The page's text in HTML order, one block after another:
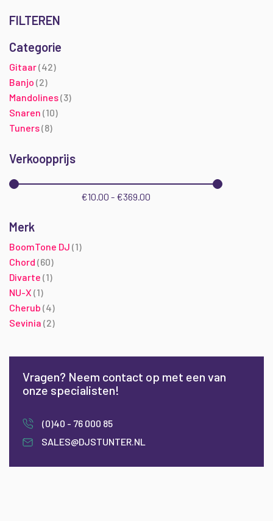
FILTEREN
Categorie
Gitaar 42producten
Banjo 2producten
Mandolines 3producten
Snaren 10producten
Tuners 8producten
Verkoopprijs
€10.00 - €369.00
Merk
BoomTone DJ 1product
Chord 60producten
Divarte 1product
NU-X 1product
Cherub 4producten
Sevinia 2producten
Vragen? Neem contact op met een van
onze specialisten!
(0)40 - 76 000 85
SALES@DJSTUNTER.NL